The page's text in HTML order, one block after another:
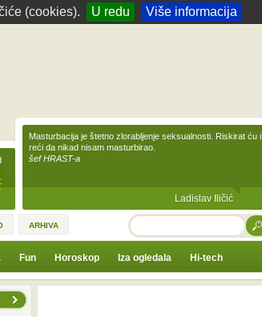
(cookies). U redu Više informacija
Masturbacija je štetno zlorabljenje seksualnosti. Riskirat ću i
reći da nikad nisam masturbirao.
šef HRAST-a
Ladislav Iličić
ARHIVA TRAŽI
Fun Horoskop Iza ogledala Hi-tech